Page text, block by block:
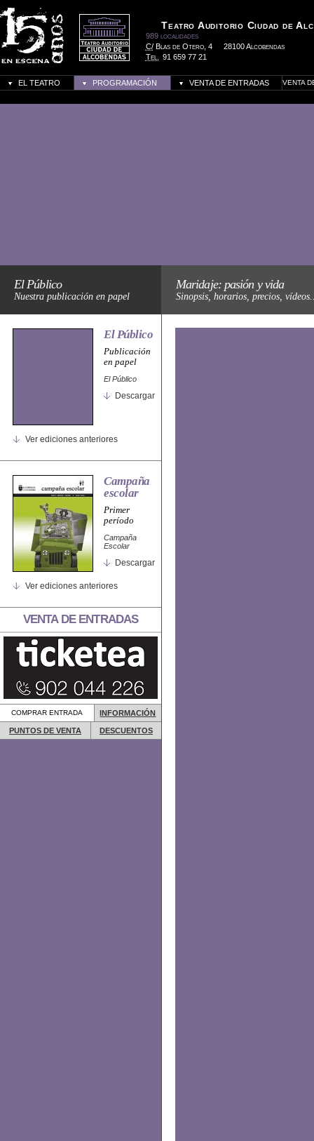
Teatro Auditorio Ciudad de
989 localidades
C/Blas de Otero, 4
28100 Alcobendas
Tel.
91 659 77 21
EL TEATRO PROGRAMACIÓN VENTA DE ENTRADAS VENTA
Maridaje: pasión y vida
Sinopsis, horarios, precios,
El Público
Nuestra publicación en papel
El Público
Publicación
en papel
El Público
Descargar
Ver ediciones anteriores
Campaña
escolar
Primer
período
Campaña
Escolar
Descargar
Ver ediciones anteriores
VENTA DE ENTRADAS
COMPRAR ENTRADA INFORMACIÓN
PUNTOS DE VENTA DESCUENTOS